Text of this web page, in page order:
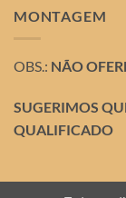
MONTAGEM
OBS.: NÃO
SUGERIMOS
QUALIFICADO